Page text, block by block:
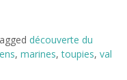
découverte du
, marines,toupies, val